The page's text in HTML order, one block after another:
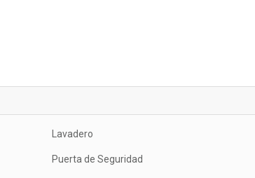
Lavadero
Puerta de Seguridad